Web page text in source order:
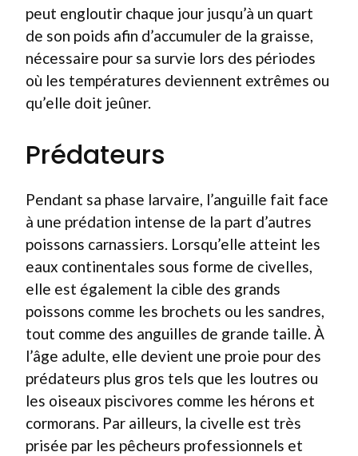
peut engloutir chaque jour jusqu’à un quart
de son poids afin d’accumuler de la graisse,
nécessaire pour sa survie lors des périodes
où les températures deviennent extrêmes ou
qu’elle doit jeûner.
Prédateurs
Pendant sa phase larvaire, l’anguille fait face
à une prédation intense de la part d’autres
poissons carnassiers. Lorsqu’elle atteint les
eaux continentales sous forme de civelles,
elle est également la cible des grands
poissons comme les brochets ou les sandres,
tout comme des anguilles de grande taille. À
l’âge adulte, elle devient une proie pour des
prédateurs plus gros tels que les loutres ou
les oiseaux piscivores comme les hérons et
cormorans. Par ailleurs, la civelle est très
prisée par les pêcheurs professionnels et